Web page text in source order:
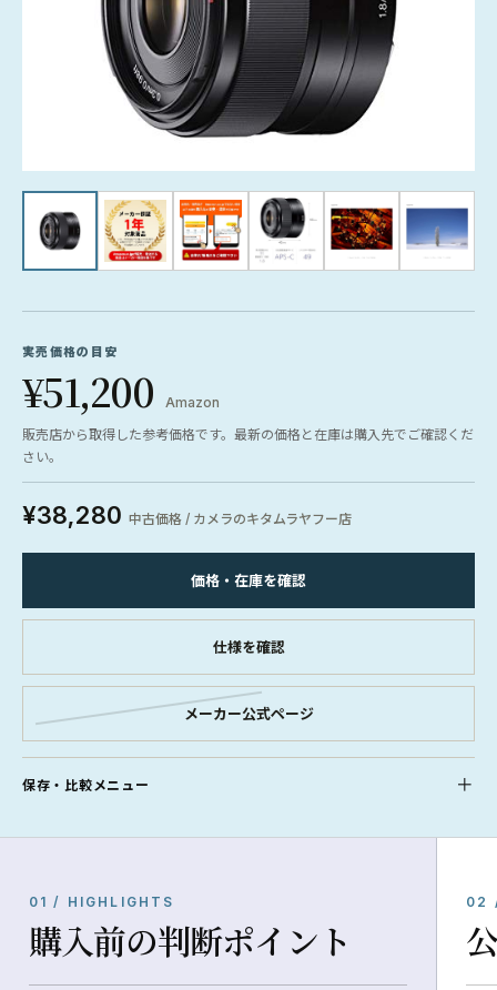
実売価格の目安
¥51,200
Amazon
販売店から取得した参考価格です。最新の価格と在庫は購入先でご確認くだ
さい。
¥38,280 中古価格 / カメラのキタムラヤフー店
価格・在庫を確認
仕様を確認
メーカー公式ページ
保存・比較メニュー
01 / HIGHLIGHTS
購入前の判断ポイント
02